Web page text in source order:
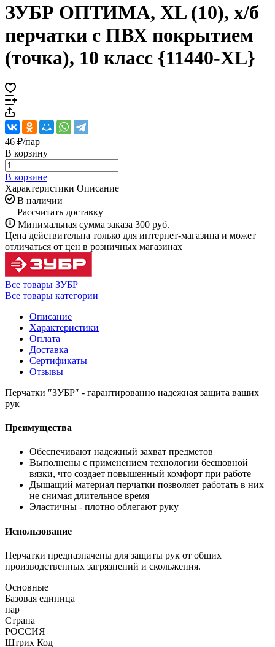
ЗУБР ОПТИМА, XL (10), х/б
перчатки с ПВХ покрытием
(точка), 10 класс {11440-XL}
46 ₽/пар
В корзину
В корзине
Характеристики Описание
В наличии
Рассчитать доставку
Минимальная сумма заказа 300 руб.
Цена действительна только для интернет-магазина и может
отличаться от цен в розничных магазинах
Все товары ЗУБР
Все товары категории
Описание
Характеристики
Оплата
Доставка
Сертификаты
Отзывы
Перчатки ″ЗУБР″ - гарантированно надежная защита ваших
рук
Преимущества
Обеспечивают надежный захват предметов
Выполнены с применением технологии бесшовной
вязки, что создает повышенный комфорт при работе
Дышащий материал перчатки позволяет работать в них
не снимая длительное время
Эластичны - плотно облегают руку
Использование
Перчатки предназначены для защиты рук от общих
производственных загрязнений и скольжения.
Основные
Базовая единица
пар
Страна
РОССИЯ
Штрих Код